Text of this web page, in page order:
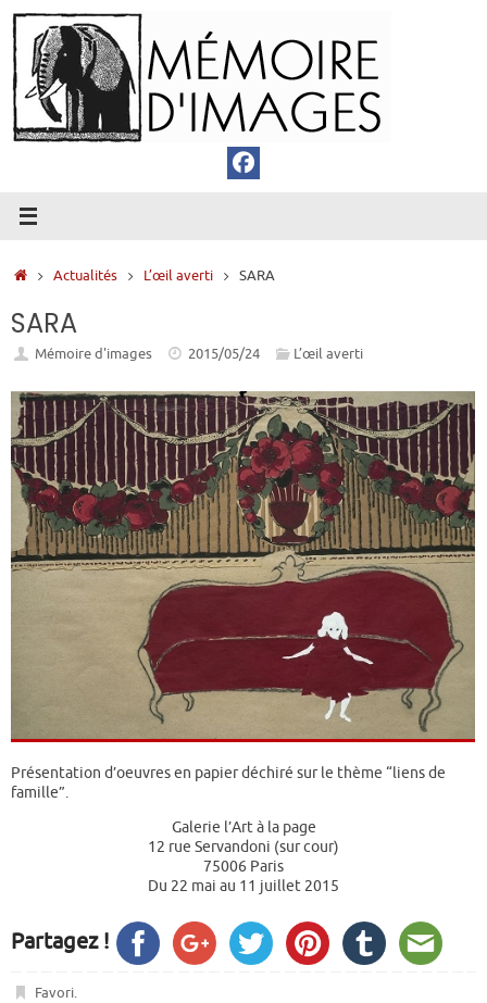
Passer
au
contenu
Accueil
Actualités L’œil averti SARA
SARA
Mémoire d'images 2015/05/24 L’œil averti
Présentation d’oeuvres en papier déchiré sur le thème “liens de
famille”.
Galerie l’Art à la page
12 rue Servandoni (sur cour)
75006 Paris
Du 22 mai au 11 juillet 2015
Partagez !
Favori.